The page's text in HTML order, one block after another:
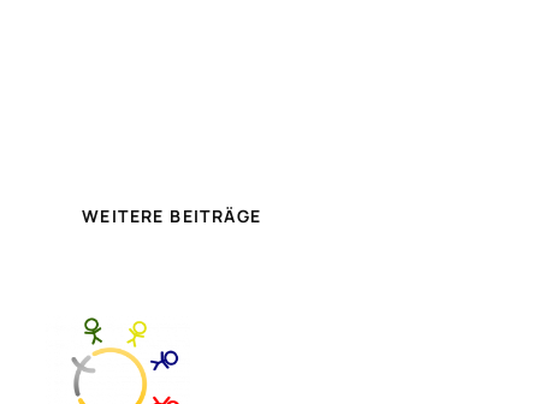
WEITERE BEITRÄGE